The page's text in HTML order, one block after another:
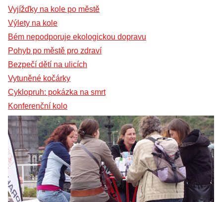
Vyjížďky na kole po městě
Výlety na kole
Bém nepodporuje ekologickou dopravu
Pohyb po městě pro zdraví
Bezpečí dětí na ulicích
Vytuněné kočárky
Cyklopruh: pokázka na smrt
Konferenční kolo